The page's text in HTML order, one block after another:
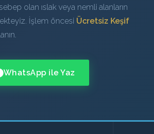
olan ıslak veya nemli alanların
İşlem öncesi Ücretsiz Keşif
WhatsApp ile Yaz